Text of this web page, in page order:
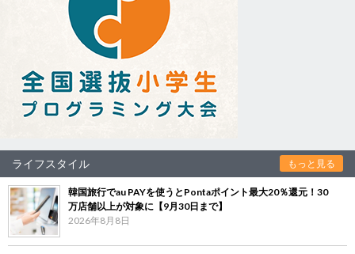
ライフスタイル もっと見る
韓国旅行でau PAYを使うとPontaポイント最大20％還元！30
万店舗以上が対象に【9月30日まで】
2026年8月8日